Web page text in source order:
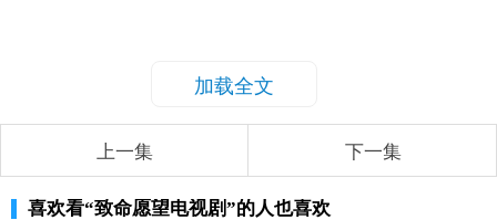
加载全文
上一集 下一集
喜欢看“致命愿望电视剧”的人也喜欢